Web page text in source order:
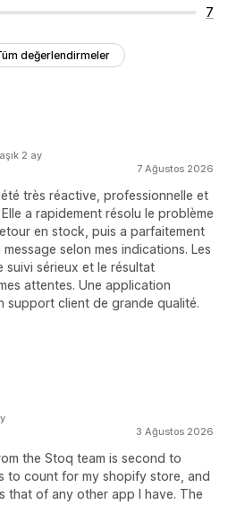
7
değerlendirmeler
7 Ağustos 2026
très réactive, professionnelle et
a rapidement résolu le problème
en stock, puis a parfaitement
selon mes indications. Les
suivi sérieux et le résultat
attentes. Une application
support client de grande qualité.
2 ay
3 Ağustos 2026
the Stoq team is second to
to count for my shopify store, and
that of any other app I have. The